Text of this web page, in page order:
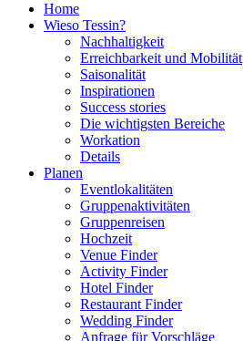
Home
Wieso Tessin?
Nachhaltigkeit
Erreichbarkeit und Mobilität
Saisonalität
Inspirationen
Success stories
Die wichtigsten Bereiche
Workation
Details
Planen
Eventlokalitäten
Gruppenaktivitäten
Gruppenreisen
Hochzeit
Venue Finder
Activity Finder
Hotel Finder
Restaurant Finder
Wedding Finder
Anfrage für Vorschläge